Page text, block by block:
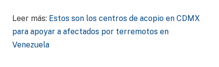
Leer más: Estos son los centros de acopio en CDMX
para apoyar a afectados por terremotos en
Venezuela